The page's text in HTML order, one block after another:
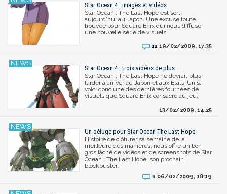
Star Ocean 4 : images et vidéos
Star Ocean : The Last Hope est sorti
aujourd'hui au Japon. Une excuse toute
trouvée pour Square Enix qui nous diffuse
une nouvelle série de visuels.
12 19/02/2009, 17:35
Star Ocean 4 : trois vidéos de plus
Star Ocean : The Last Hope ne devrait plus
tarder à arriver au Japon et aux Etats-Unis,
voici donc une des dernières fournées de
visuels que Square Enix consacre au jeu.
13/02/2009, 14:25
Un déluge pour Star Ocean The Last Hope
Histoire de clôturer sa semaine de la
meilleure des manières, nous offre un bon
gros lâché de vidéos et de screenshots de Star
Ocean : The Last Hope, son prochain
blockbuster.
6 06/02/2009, 18:19